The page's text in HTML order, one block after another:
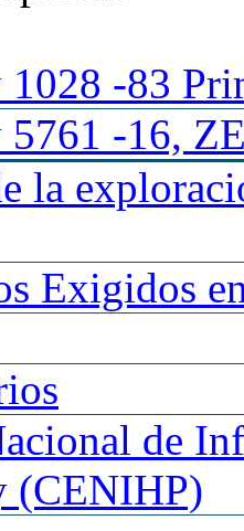
1028 -83
-16,
la
Exigidos
de
(CENIHP)